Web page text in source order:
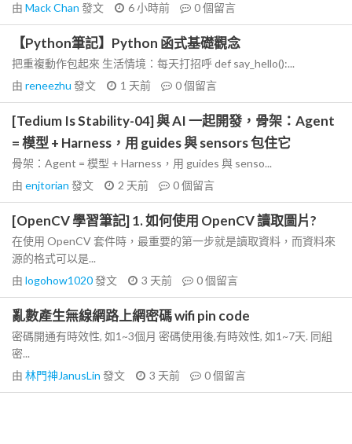
由 Mack Chan 發文 6 小時前 0個留言
【Python筆記】Python 函式基礎觀念
把重複動作包起來 生活情境：每天打招呼 def say_hello():...
由 reneezhu 發文 1 天前 0個留言
[Tedium Is Stability-04] 與 AI 一起開發，骨架：Agent
= 模型 + Harness，用 guides 與 sensors 包住它
骨架：Agent = 模型 + Harness，用 guides 與 senso...
由 enjtorian 發文 2 天前 0個留言
[OpenCV 學習筆記] 1. 如何使用 OpenCV 讀取圖片?
在使用 OpenCV 套件時，最重要的第一步就是讀取資料，而資料來
源的格式可以是...
由 logohow1020發文 3 天前 0個留言
亂數產生無線網路上網密碼 wifi pin code
密碼開通有時效性, 如1~3個月 密碼使用後,有時效性, 如1~7天. 同組
密...
由 林門神JanusLin 發文 3 天前 0個留言